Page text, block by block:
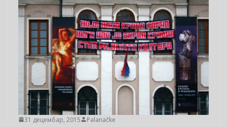
31 децембар, 2015 Palanačke